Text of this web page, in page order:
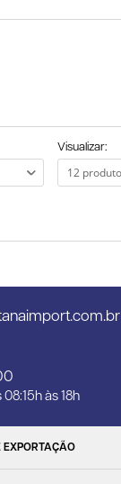
Visualizar:
às 18h